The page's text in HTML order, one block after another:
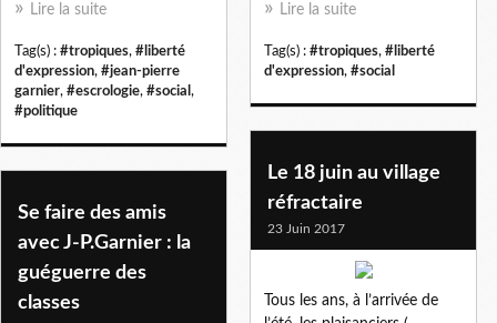
Lire la suite
Tag(s) : #tropiques, #liberté
d'expression, #jean-pierre
garnier, #escrologie, #social ,
#politique
Lire la suite
Tag(s) : #tropiques, #liberté
d'expression, #social
Le 18 juin au village
réfractaire
23 Juin 2017
Tous les ans, à l’arrivée de
Se faire des amis
avec J-P.Garnier : la
guéguerre des
classes